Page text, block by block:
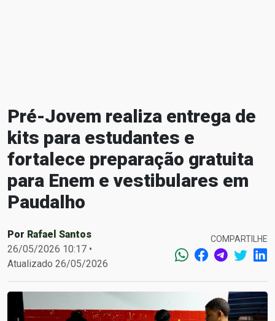
Pré-Jovem realiza entrega de
kits para estudantes e
fortalece preparação gratuita
para Enem e vestibulares em
Paudalho
Por Rafael Santos
26/05/2026 10:17 •
Atualizado 26/05/2026
COMPARTILHE